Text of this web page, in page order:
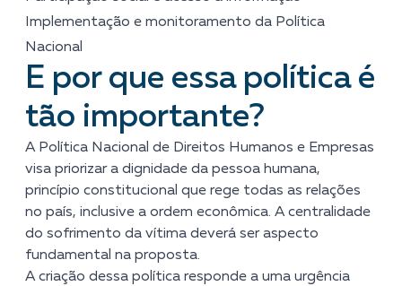
Implementação e monitoramento da Política
Nacional
E por que essa política é
tão importante?
A Política Nacional de Direitos Humanos e Empresas
visa priorizar a dignidade da pessoa humana,
princípio constitucional que rege todas as relações
no país, inclusive a ordem econômica. A centralidade
do sofrimento da vítima deverá ser aspecto
fundamental na proposta.
A criação dessa política responde a uma urgência